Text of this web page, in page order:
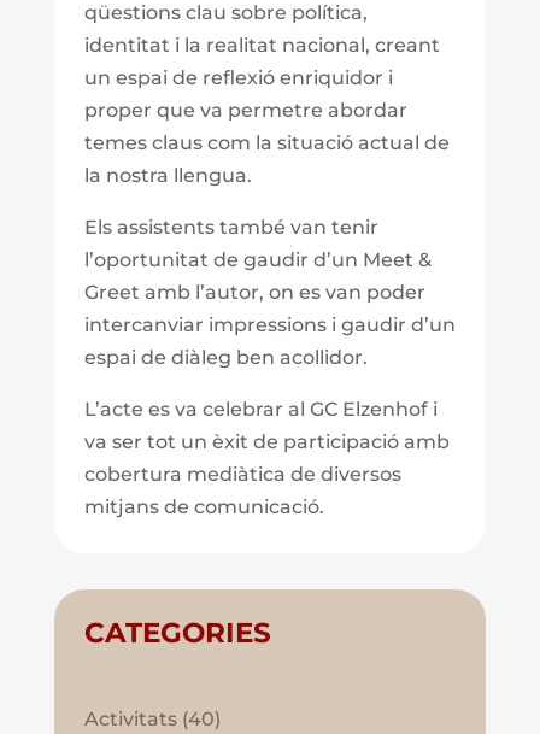
qüestions clau sobre política,
identitat i la realitat nacional, creant
un espai de reflexió enriquidor i
proper que va permetre abordar
temes claus com la situació actual de
la nostra llengua.
Els assistents també van tenir
l’oportunitat de gaudir d’un Meet &
Greet amb l’autor, on es van poder
intercanviar impressions i gaudir d’un
espai de diàleg ben acollidor.
L’acte es va celebrar al GC Elzenhof i
va ser tot un èxit de participació amb
cobertura mediàtica de diversos
mitjans de comunicació.
CATEGORIES
Activitats(40)